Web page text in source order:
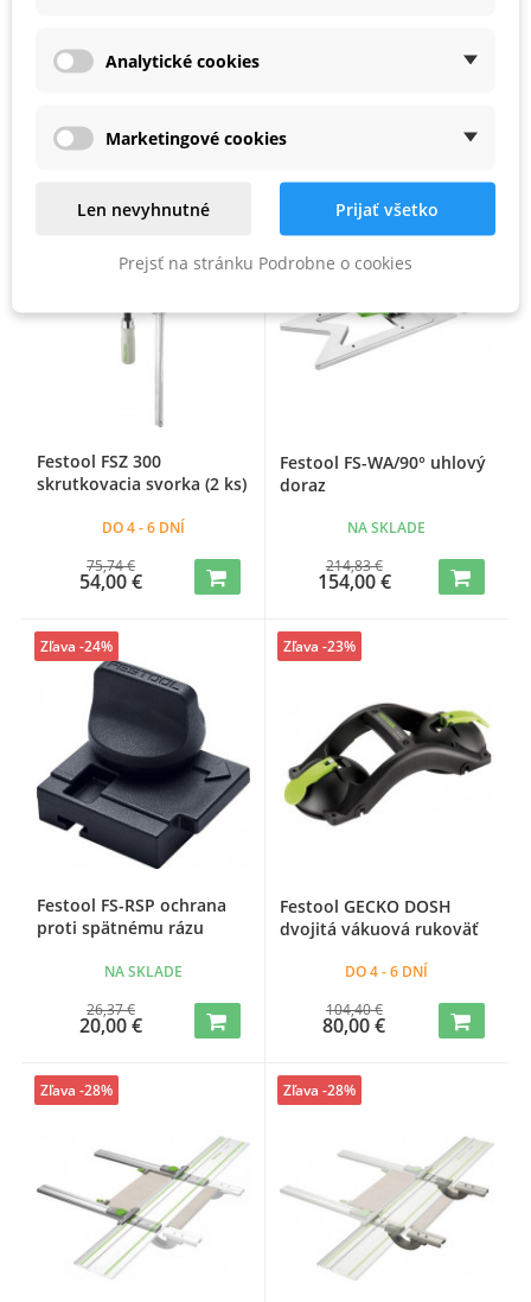
61,00 €
Festool FSZ 300
skrutkovacia svorka (2 ks)
DO 4 - 6 DNÍ
75,74 €
54,00 €
Zľava -29%
Festool FS-WA/90° uhlový
doraz
NA SKLADE
214,83 €
154,00 €
Zľava -28%
Festool FS-RSP ochrana
proti spätnému rázu
NA SKLADE
26,37 €
20,00 €
Zľava -24%
Festool GECKO DOSH
dvojitá vákuová rukoväť
DO 4 - 6 DNÍ
104,40 €
80,00 €
Zľava -23%
Zľava -28% Zľava -28%
Analytické cookies
Marketingové cookies
Len nevyhnutné Prijať všetko
Prejsť na stránku Podrobne o cookies